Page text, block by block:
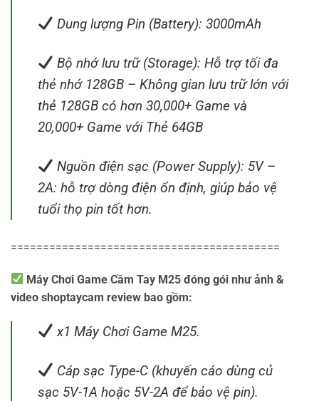
Dung lượng Pin (Battery): 3000mAh
Bộ nhớ lưu trữ (Storage): Hỗ trợ tối đa
thẻ nhớ 128GB – Không gian lưu trữ lớn với
thẻ 128GB có hơn 30,000+ Game và
20,000+ Game với Thẻ 64GB
Nguồn điện sạc (Power Supply): 5V –
2A: hỗ trợ dòng điện ổn định, giúp bảo vệ
tuổi thọ pin tốt hơn.
==========================================
Máy Chơi Game Cầm Tay M25 đóng gói như ảnh &
video shoptaycam review bao gồm:
x1 Máy Chơi Game M25.
Cáp sạc Type-C (khuyến cáo dùng củ
sạc 5V-1A hoặc 5V-2A để bảo vệ pin).